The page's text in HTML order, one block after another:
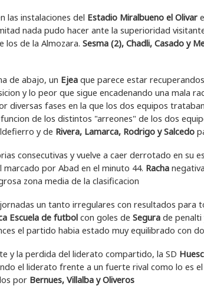
las instalaciones del Estadio Miralbueno el Olivar
nada pudo hacer ante la superioridad
los de la Almozara. Sesma (2), Chadli, Casado y
de abajo, un Ejea que parece estar
y lo peor que sigue encadenando una mala
diversas fases en la que los dos equipos
de los distintos "arreones" de los dos
y de Rivera, Lamarca, Rodrigo y Salcedo
consecutivas y vuelve a caer derrotado en su
por Abad en el minuto 44. Racha
zona media de la clasificacion
un tanto irregulares con resultados para
Escuela de futbol con goles de Segura de penalti
el partido habia estado muy equilibrado con
y la perdida del liderato compartido, la SD
el liderato frente a un fuerte rival como lo es el
por Bernues, Villalba y Oliveros